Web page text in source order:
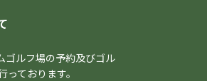
ゴルフ場の予約及びゴル
っております。